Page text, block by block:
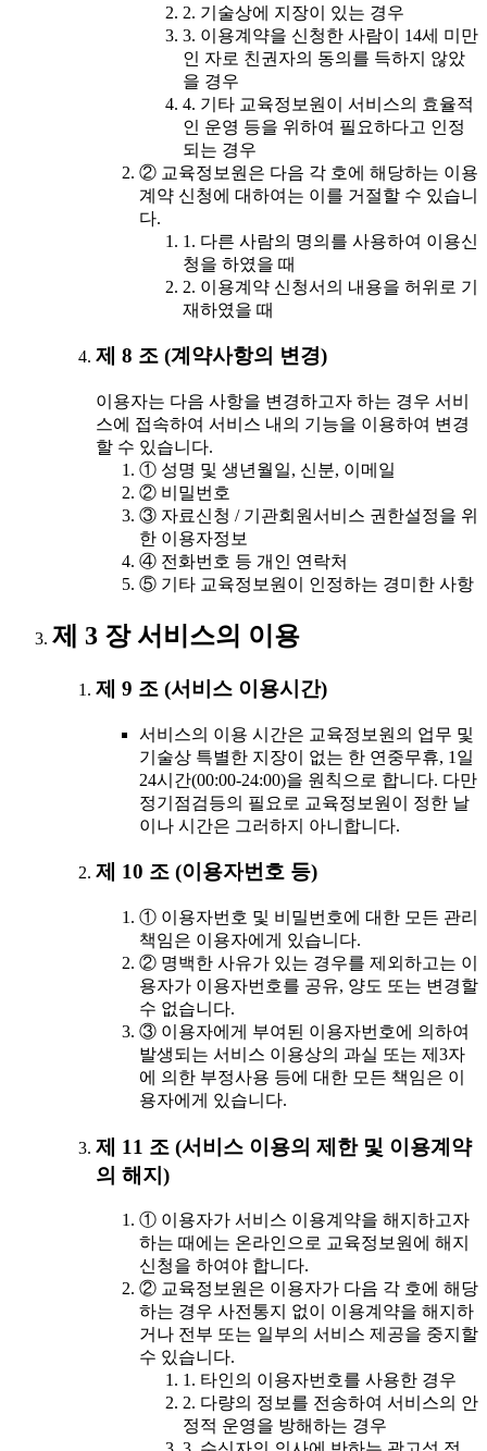
2. 기술상에 지장이 있는 경우
3. 이용계약을 신청한 사람이 14세 미만
인 자로 친권자의 동의를 득하지 않았
을 경우
4. 기타 교육정보원이 서비스의 효율적
인 운영 등을 위하여 필요하다고 인정
되는 경우
② 교육정보원은 다음 각 호에 해당하는 이용
계약 신청에 대하여는 이를 거절할 수 있습니
다.
1. 다른 사람의 명의를 사용하여 이용신
청을 하였을 때
2. 이용계약 신청서의 내용을 허위로 기
재하였을 때
제 8 조 (계약사항의 변경)
이용자는 다음 사항을 변경하고자 하는 경우 서비
스에 접속하여 서비스 내의 기능을 이용하여 변경
할 수 있습니다.
① 성명 및 생년월일, 신분, 이메일
② 비밀번호
③ 자료신청 / 기관회원서비스 권한설정을 위
한 이용자정보
④ 전화번호 등 개인 연락처
⑤ 기타 교육정보원이 인정하는 경미한 사항
제 3 장 서비스의 이용
제 9 조 (서비스 이용시간)
서비스의 이용 시간은 교육정보원의 업무 및
기술상 특별한 지장이 없는 한 연중무휴, 1일
24시간(00:00-24:00)을 원칙으로 합니다. 다만
정기점검등의 필요로 교육정보원이 정한 날
이나 시간은 그러하지 아니합니다.
제 10 조 (이용자번호 등)
① 이용자번호 및 비밀번호에 대한 모든 관리
책임은 이용자에게 있습니다.
② 명백한 사유가 있는 경우를 제외하고는 이
용자가 이용자번호를 공유, 양도 또는 변경할
수 없습니다.
③ 이용자에게 부여된 이용자번호에 의하여
발생되는 서비스 이용상의 과실 또는 제3자
에 의한 부정사용 등에 대한 모든 책임은 이
용자에게 있습니다.
제 11 조 (서비스 이용의 제한 및 이용계약
의 해지)
① 이용자가 서비스 이용계약을 해지하고자
하는 때에는 온라인으로 교육정보원에 해지
신청을 하여야 합니다.
② 교육정보원은 이용자가 다음 각 호에 해당
하는 경우 사전통지 없이 이용계약을 해지하
거나 전부 또는 일부의 서비스 제공을 중지할
수 있습니다.
1. 타인의 이용자번호를 사용한 경우
2. 다량의 정보를 전송하여 서비스의 안
정적 운영을 방해하는 경우